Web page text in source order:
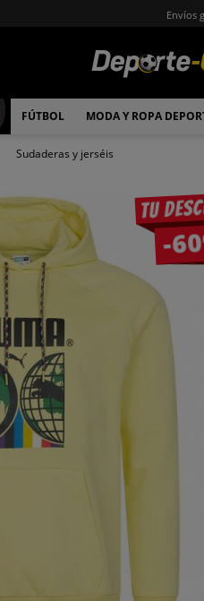
Envíos
FÚTBOL MODA Y ROPA
Sudaderas y jerséis
Tu
-